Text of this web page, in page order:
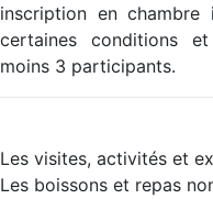
inscription en
certaines conditions
moins 3 participants.
Les visites, activités et
Les boissons et repas